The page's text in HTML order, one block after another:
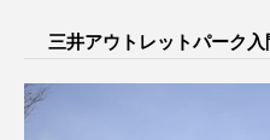
三井アウトレットパーク入